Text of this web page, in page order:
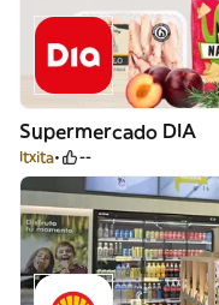
Supermercado DIA
Itxita --